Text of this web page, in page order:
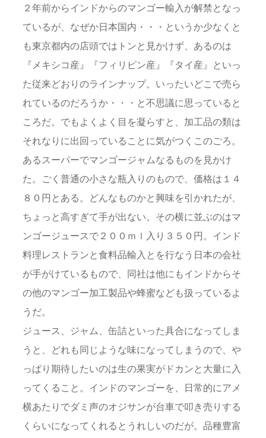
２年前からインドからのマンゴー輸入が解禁となっ
ているが、なぜか日本国内・・・というか少なくと
も東京都内の店頭ではトンと見かけず、あるのは
『メキシコ産』『フィリピン産』『タイ産』といっ
た従来どおりのラインナップ。いったいどこで売ら
れているのだろうか・・・と不思議に思っていると
ころだ。でもよくよく目を凝らすと、加工品の類は
それなりに出回っていることに気がつくこのごろ。
あるスーパーでマンゴージャムなるものを見かけ
た。ごく普通の小さな瓶入りのもので、価格は１４
８０円とある。どんなものかと興味を引かれたが、
ちょっと高すぎて手が出ない。その横に並ぶのはマ
ンゴージュースで２００ｍｌ入り３５０円。インド
料理レストランと食料品輸入とを行なう日本の会社
が手がけているもので、同社は他にもインドからそ
の他のマンゴー加工製品や蜂蜜なども扱っているよ
うだ。
ジュース、ジャム、缶詰といった具合になってしま
うと、どれも同じような味になってしまうので、や
っぱり期待したいのは生の果実がドカンと大量に入
ってくること。インドのマンゴーを、日常的にアメ
横あたりでダミ声のオジサンが台車で叩き売りする
くらいになってくれるとうれしいのだが。品種豊富